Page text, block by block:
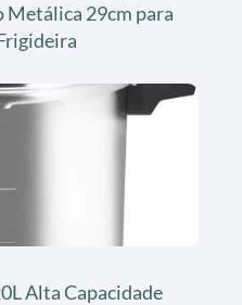
Metálica 29cm para
Alta Capacidade